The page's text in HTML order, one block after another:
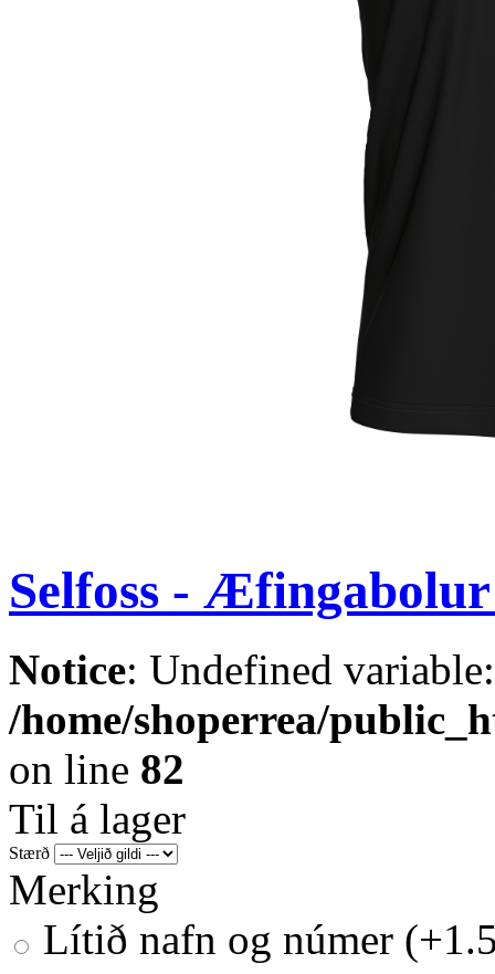
Selfoss -
Notice: Undefined
/home/shoperrea/
on line 82
Til á lager
Stærð
Merking
Lítið nafn og númer